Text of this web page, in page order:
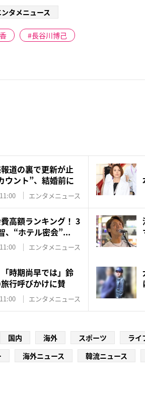
ンタメニュース
長谷川博己
道の裏で更新が止
ウント”、結婚前に
エンタメニュース
高額ランキング！ 3
、“ホテル密会”...
エンタメニュース
時期尚早では」鈴
行呼びかけに賛
エンタメニュース
国内 海外 スポーツ ライ
海外ニュース 韓流ニュース